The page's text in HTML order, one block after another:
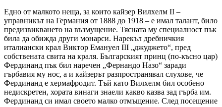
Едно от малкото неща, за които кайзер Вилхелм II –
управникът на Германия от 1888 до 1918 – е имал талант, било
предизвикването на възмущение. Тясната му специалност пък
била да обижда други монарси. Нарекъл дребничкия
италиански крал Виктор Емануел III „джуджето“, пред
собствената свита на краля. Българският принц (по-късно цар)
Фердинанд пък бил наречен „Фернандо Назо“ заради
гърбавия му нос, а и кайзерът разпространявал слухове, че
Фердинанд е хермафродит. Тъй като Вилхелм бил особено
недискретен, хората винаги знаели какво казва зад гърба им.
Фердинанд си имал своето малко отмъщение. След посещение